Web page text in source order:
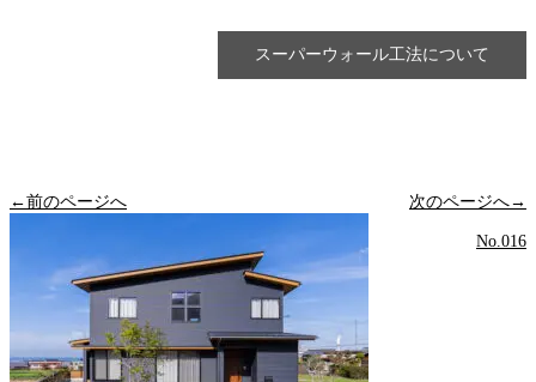
スーパーウォール工法について
←前のページへ 次のページへ→
No.016